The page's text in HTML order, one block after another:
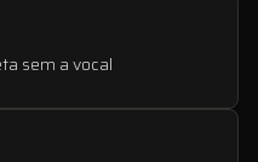
sem a vocal